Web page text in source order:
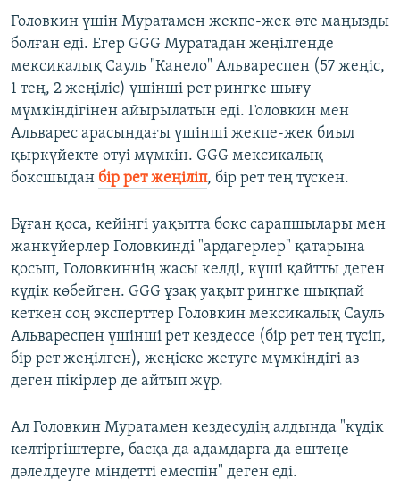
Головкин үшін Муратамен жекпе-жек өте маңызды
болған еді. Егер GGG Муратадан жеңілгенде
мексикалық Сауль "Канело" Альвареспен (57 жеңіс,
1 тең, 2 жеңіліс) үшінші рет рингке шығу
мүмкіндігінен айырылатын еді. Головкин мен
Альварес арасындағы үшінші жекпе-жек биыл
қыркүйекте өтуі мүмкін. GGG мексикалық
боксшыдан бір рет жеңіліп, бір рет тең түскен.
Бұған қоса, кейінгі уақытта бокс сарапшылары мен
жанкүйерлер Головкинді "ардагерлер" қатарына
қосып, Головкиннің жасы келді, күші қайтты деген
күдік көбейген. GGG ұзақ уақыт рингке шықпай
кеткен соң эксперттер Головкин мексикалық Сауль
Альвареспен үшінші рет кездессе (бір рет тең түсіп,
бір рет жеңілген), жеңіске жетуге мүмкіндігі аз
деген пікірлер де айтып жүр.
Ал Головкин Муратамен кездесудің алдында "күдік
келтіргіштерге, басқа да адамдарға да ештеңе
дәлелдеуге міндетті емеспін" деген еді.